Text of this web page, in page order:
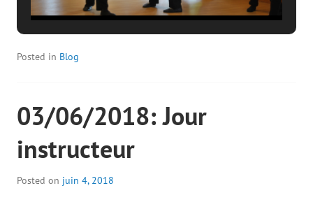
Posted in Blog
03/06/2018: Jour
instructeur
Posted on juin 4, 2018